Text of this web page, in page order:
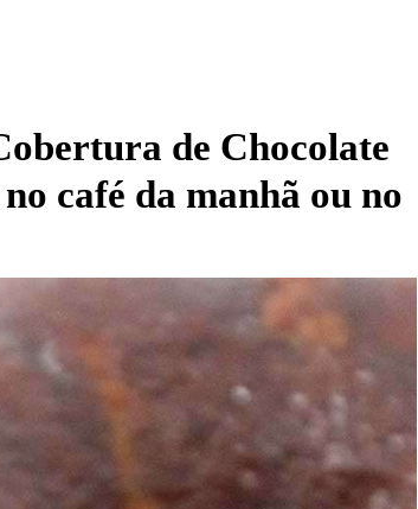
de Chocolate
café da manhã ou no